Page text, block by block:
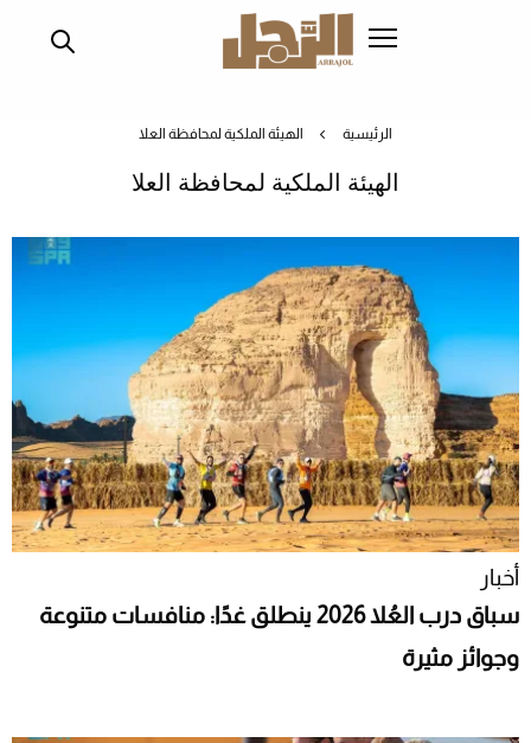
الرئيسية الهيئة الملكية لمحافظة العلا
الهيئة الملكية لمحافظة العلا
أخبار
سباق درب العُلا 2026 ينطلق غدًا: منافسات متنوعة
وجوائز مثيرة